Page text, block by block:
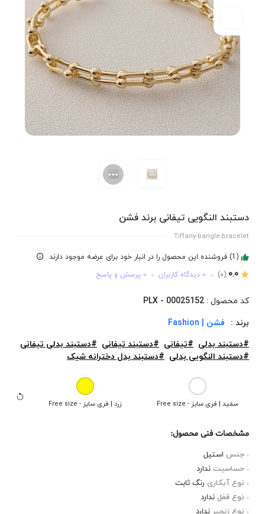
دستبند النگویی تیفانی برند فشن
Tiffany-bangle-bracelet
(1) فروشنده این محصول را در انبار خود برای عرضه موجود دارند
0.0
(0) 0 دیدگاه کاربران 0 پرسش و پاسخ
کد محصول : PLX - 00025152
برند :
فشن | Fashion
#دستبند بدلی #تیفانی #دستبند تیفانی #دستبند بدلی تیفانی
#دستبند النگویی بدلی #دستبند بدل دخترانه شیک
سفید | فری سایز - Free size زرد | فری سایز - Free size
مشخصات فنی محصول:
جنس استیل
حساسیت ندارد
نوع آبکاری رنگ ثابت
نوع قفل ندارد
نوع زنجیر ندارد